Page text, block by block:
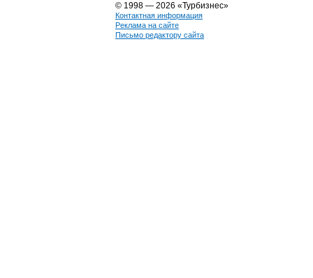
© 1998 — 2026 «Турбизнес»
Контактная информация
Реклама на сайте
Письмо редактору сайта